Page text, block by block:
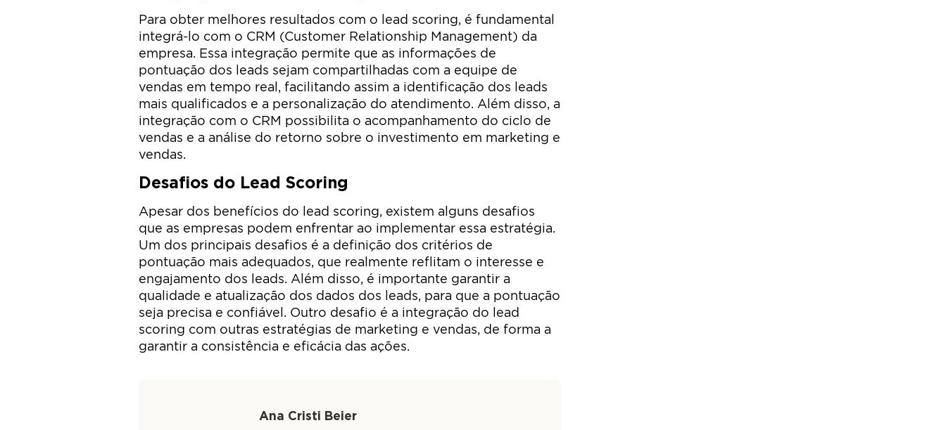
Para obter melhores resultados com o lead scoring, é fundamental
integrá-lo com o CRM (Customer Relationship Management) da
empresa. Essa integração permite que as informações de
pontuação dos leads sejam compartilhadas com a equipe de
vendas em tempo real, facilitando assim a identificação dos leads
mais qualificados e a personalização do atendimento. Além disso, a
integração com o CRM possibilita o acompanhamento do ciclo de
vendas e a análise do retorno sobre o investimento em marketing e
vendas.
Desafios do Lead Scoring
Apesar dos benefícios do lead scoring, existem alguns desafios
que as empresas podem enfrentar ao implementar essa estratégia.
Um dos principais desafios é a definição dos critérios de
pontuação mais adequados, que realmente reflitam o interesse e
engajamento dos leads. Além disso, é importante garantir a
qualidade e atualização dos dados dos leads, para que a pontuação
seja precisa e confiável. Outro desafio é a integração do lead
scoring com outras estratégias de marketing e vendas, de forma a
garantir a consistência e eficácia das ações.
Ana Cristi Beier